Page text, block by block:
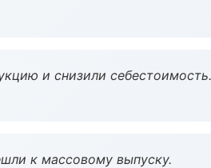
и снизили себестоимость.
к массовому выпуску.